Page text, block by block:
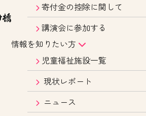
寄付金の控除に関して
講演会に参加する
情報を知りたい方
児童福祉施設一覧
現状レポート
ニュース